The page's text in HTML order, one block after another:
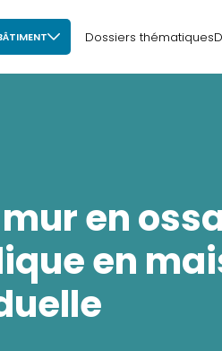
Dossiers thématiques
mur en
en